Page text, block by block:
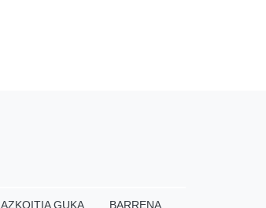
AZKOITIA GUKA BARRENA